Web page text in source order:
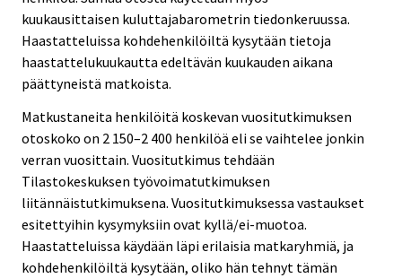
kuukausittaisen kuluttajabarometrin tiedonkeruussa.
Haastatteluissa kohdehenkilöiltä kysytään tietoja
haastattelukuukautta edeltävän kuukauden aikana
päättyneistä matkoista.
Matkustaneita henkilöitä koskevan vuositutkimuksen
otoskoko on 2 150–2 400 henkilöä eli se vaihtelee jonkin
verran vuosittain. Vuositutkimus tehdään
Tilastokeskuksen työvoimatutkimuksen
liitännäistutkimuksena. Vuositutkimuksessa vastaukset
esitettyihin kysymyksiin ovat kyllä/ei-muotoa.
Haastatteluissa käydään läpi erilaisia matkaryhmiä, ja
kohdehenkilöiltä kysytään, oliko hän tehnyt tämän